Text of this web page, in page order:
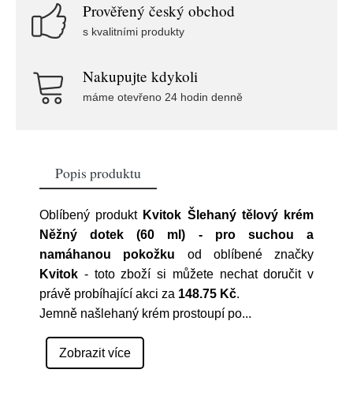
Prověřený český obchod
s kvalitními produkty
Nakupujte kdykoli
máme otevřeno 24 hodin denně
Popis produktu
Oblíbený produkt Kvitok Šlehaný tělový krém
Něžný dotek (60 ml) - pro suchou a
namáhanou pokožku od oblíbené značky
Kvitok - toto zboží si můžete nechat doručit v
právě probíhající akci za 148.75 Kč.
Jemně našlehaný krém prostoupí po...
Zobrazit více